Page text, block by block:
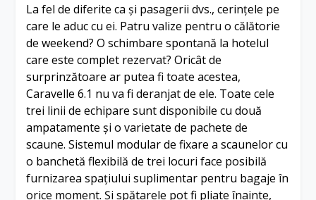
La fel de diferite ca și pasagerii dvs., cerințele pe
care le aduc cu ei. Patru valize pentru o călătorie
de weekend? O schimbare spontană la hotelul
care este complet rezervat? Oricât de
surprinzătoare ar putea fi toate acestea,
Caravelle 6.1 nu va fi deranjat de ele. Toate cele
trei linii de echipare sunt disponibile cu două
ampatamente și o varietate de pachete de
scaune. Sistemul modular de fixare a scaunelor cu
o banchetă flexibilă de trei locuri face posibilă
furnizarea spațiului suplimentar pentru bagaje în
orice moment. Și spătarele pot fi pliate înainte,